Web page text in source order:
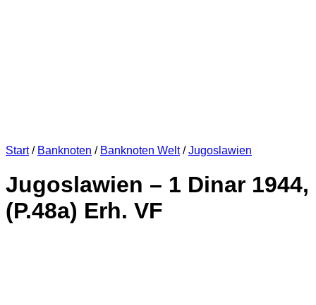
Start / Banknoten / Banknoten Welt / Jugoslawien
Jugoslawien – 1 Dinar 1944,
(P.48a) Erh. VF